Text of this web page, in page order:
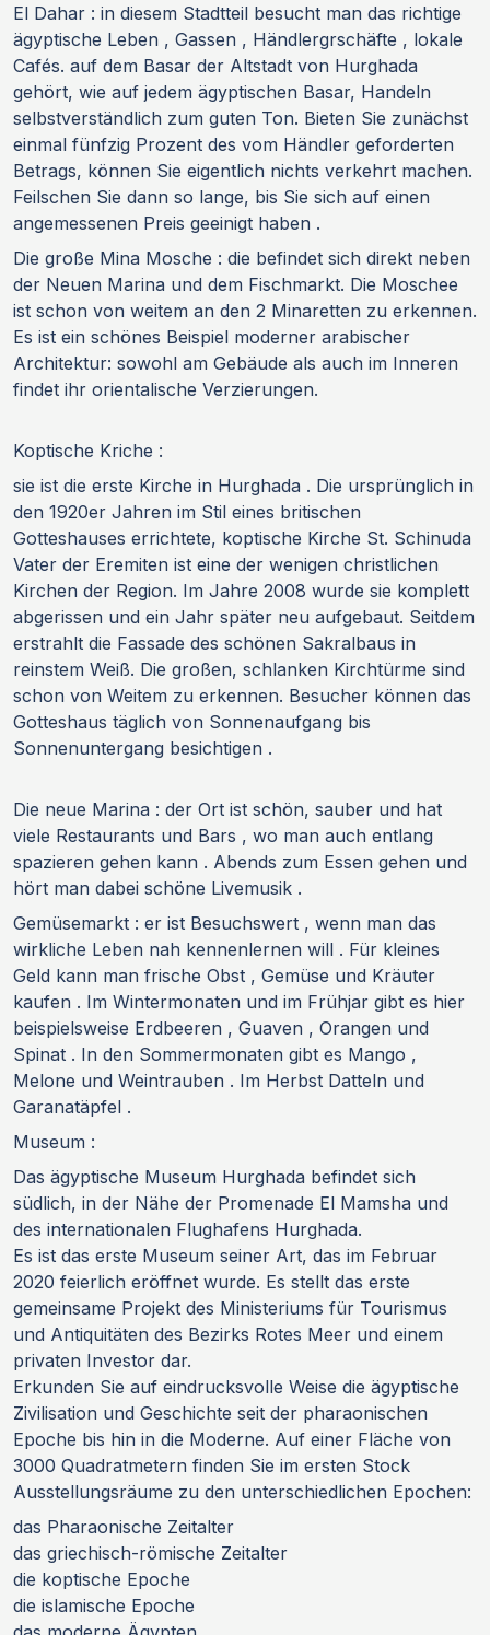
El Dahar : in diesem Stadtteil besucht man das richtige
ägyptische Leben , Gassen , Händlergrschäfte , lokale
Cafés. auf dem Basar der Altstadt von Hurghada
gehört, wie auf jedem ägyptischen Basar, Handeln
selbstverständlich zum guten Ton. Bieten Sie zunächst
einmal fünfzig Prozent des vom Händler geforderten
Betrags, können Sie eigentlich nichts verkehrt machen.
Feilschen Sie dann so lange, bis Sie sich auf einen
angemessenen Preis geeinigt haben .
Die große Mina Mosche : die befindet sich direkt neben
der Neuen Marina und dem Fischmarkt. Die Moschee
ist schon von weitem an den 2 Minaretten zu erkennen.
Es ist ein schönes Beispiel moderner arabischer
Architektur: sowohl am Gebäude als auch im Inneren
findet ihr orientalische Verzierungen.
Koptische Kriche :
sie ist die erste Kirche in Hurghada . Die ursprünglich in
den 1920er Jahren im Stil eines britischen
Gotteshauses errichtete, koptische Kirche St. Schinuda
Vater der Eremiten ist eine der wenigen christlichen
Kirchen der Region. Im Jahre 2008 wurde sie komplett
abgerissen und ein Jahr später neu aufgebaut. Seitdem
erstrahlt die Fassade des schönen Sakralbaus in
reinstem Weiß. Die großen, schlanken Kirchtürme sind
schon von Weitem zu erkennen. Besucher können das
Gotteshaus täglich von Sonnenaufgang bis
Sonnenuntergang besichtigen .
Die neue Marina : der Ort ist schön, sauber und hat
viele Restaurants und Bars , wo man auch entlang
spazieren gehen kann . Abends zum Essen gehen und
hört man dabei schöne Livemusik .
Gemüsemarkt : er ist Besuchswert , wenn man das
wirkliche Leben nah kennenlernen will . Für kleines
Geld kann man frische Obst , Gemüse und Kräuter
kaufen . Im Wintermonaten und im Frühjar gibt es hier
beispielsweise Erdbeeren , Guaven , Orangen und
Spinat . In den Sommermonaten gibt es Mango ,
Melone und Weintrauben . Im Herbst Datteln und
Garanatäpfel .
Museum :
Das ägyptische Museum Hurghada befindet sich
südlich, in der Nähe der Promenade El Mamsha und
des internationalen Flughafens Hurghada.
Es ist das erste Museum seiner Art, das im Februar
2020 feierlich eröffnet wurde. Es stellt das erste
gemeinsame Projekt des Ministeriums für Tourismus
und Antiquitäten des Bezirks Rotes Meer und einem
privaten Investor dar.
Erkunden Sie auf eindrucksvolle Weise die ägyptische
Zivilisation und Geschichte seit der pharaonischen
Epoche bis hin in die Moderne. Auf einer Fläche von
3000 Quadratmetern finden Sie im ersten Stock
Ausstellungsräume zu den unterschiedlichen Epochen:
das Pharaonische Zeitalter
das griechisch-römische Zeitalter
die koptische Epoche
die islamische Epoche